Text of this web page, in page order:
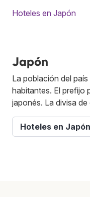
Hoteles en Japón
Japón
La población del
habitantes. El prefijo
japonés. La divisa
Hoteles en Japón